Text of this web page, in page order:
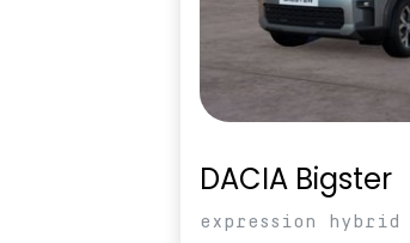
DACIA Bigster
expression hybrid